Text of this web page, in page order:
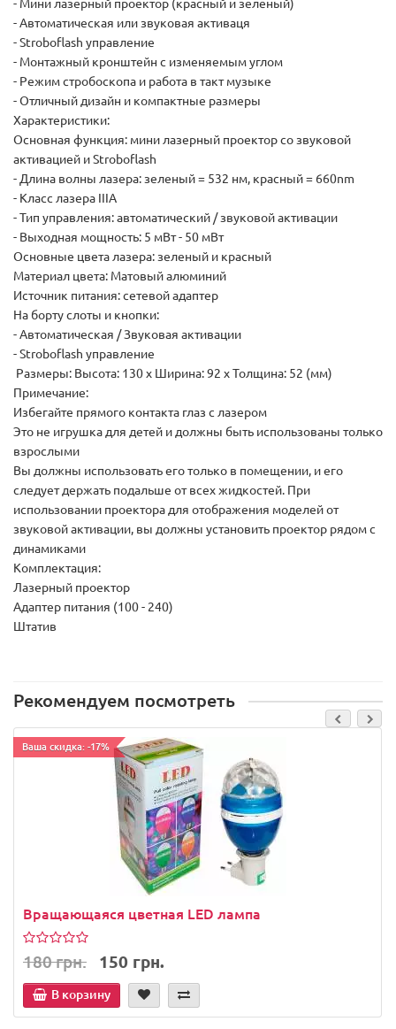
- Автоматическая или звуковая активаця
- Stroboflash управление
- Монтажный кронштейн с изменяемым углом
- Режим стробоскопа и работа в такт музыке
- Отличный дизайн и компактные размеры
Характеристики:
Основная функция: мини лазерный проектор со звуковой
активацией и Stroboflash
- Длина волны лазера: зеленый = 532 нм, красный = 660nm
- Класс лазера IIIA
- Тип управления: автоматический / звуковой активации
- Выходная мощность: 5 мВт - 50 мВт
Основные цвета лазера: зеленый и красный
Материал цвета: Матовый алюминий
Источник питания: сетевой адаптер
На борту слоты и кнопки:
- Автоматическая / Звуковая активации
- Stroboflash управление
Размеры: Высота: 130 х Ширина: 92 х Толщина: 52 (мм)
Примечание:
Избегайте прямого контакта глаз с лазером
Это не игрушка для детей и должны быть использованы только
взрослыми
Вы должны использовать его только в помещении, и его
следует держать подальше от всех жидкостей. При
использовании проектора для отображения моделей от
звуковой активации, вы должны установить проектор рядом с
динамиками
Комплектация:
Лазерный проектор
Адаптер питания (100 - 240)
Штатив
Рекомендуем посмотреть
Ваша скидка: -17%
Вращающаяся цветная LED лампа
180 грн. 150 грн.
В корзину